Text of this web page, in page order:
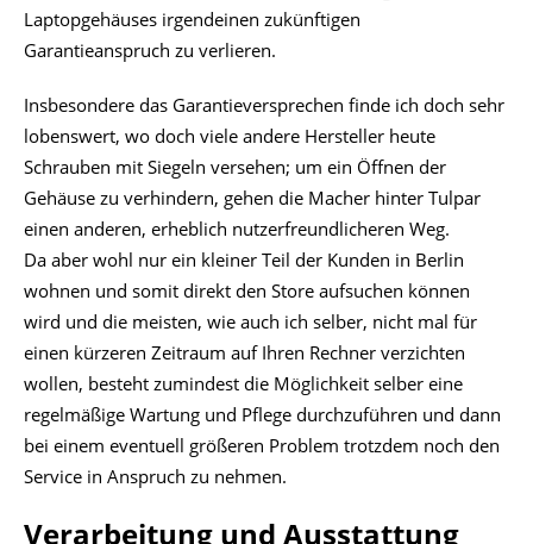
Laptopgehäuses irgendeinen zukünftigen
Garantieanspruch zu verlieren.
Insbesondere das Garantieversprechen finde ich doch sehr
lobenswert, wo doch viele andere Hersteller heute
Schrauben mit Siegeln versehen; um ein Öffnen der
Gehäuse zu verhindern, gehen die Macher hinter Tulpar
einen anderen, erheblich nutzerfreundlicheren Weg.
Da aber wohl nur ein kleiner Teil der Kunden in Berlin
wohnen und somit direkt den Store aufsuchen können
wird und die meisten, wie auch ich selber, nicht mal für
einen kürzeren Zeitraum auf Ihren Rechner verzichten
wollen, besteht zumindest die Möglichkeit selber eine
regelmäßige Wartung und Pflege durchzuführen und dann
bei einem eventuell größeren Problem trotzdem noch den
Service in Anspruch zu nehmen.
Verarbeitung und Ausstattung